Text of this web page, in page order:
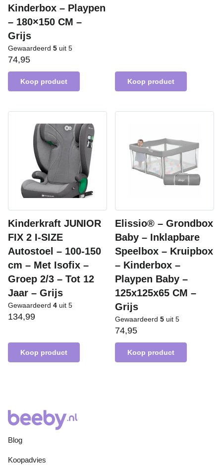
Kinderbox – Playpen
– 180×150 CM –
Grijs
Gewaardeerd 5 uit 5
74,95
Koop product Koop product
Kinderkraft JUNIOR
FIX 2 I-SIZE
Autostoel – 100-150
cm – Met Isofix –
Groep 2/3 – Tot 12
Jaar – Grijs
Gewaardeerd 4 uit 5
134,99
Koop product
Elissio® – Grondbox
Baby – Inklapbare
Speelbox – Kruipbox
– Kinderbox –
Playpen Baby –
125x125x65 CM –
Grijs
Gewaardeerd 5 uit 5
74,95
Koop product
Blog
Koopadvies